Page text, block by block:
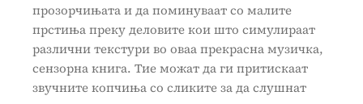
прозорчињата и да поминуваат со малите
прстиња преку деловите кои што симулираат
различни текстури во оваа прекрасна музичка,
сензорна книга. Тие можат да ги притискаат
звучните копчиња со сликите за да слушнат